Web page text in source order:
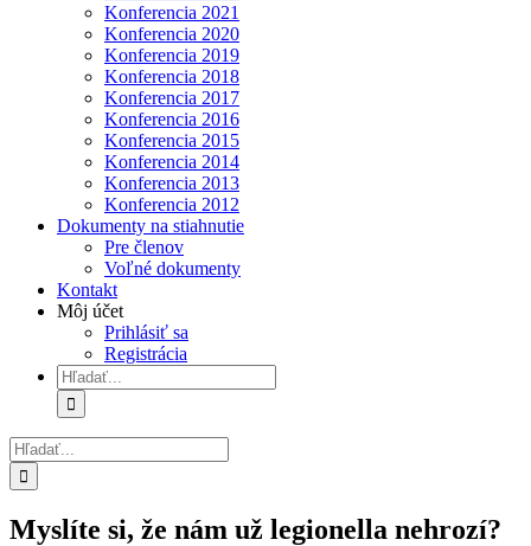
Konferencia 2021
Konferencia 2020
Konferencia 2019
Konferencia 2018
Konferencia 2017
Konferencia 2016
Konferencia 2015
Konferencia 2014
Konferencia 2013
Konferencia 2012
Dokumenty na stiahnutie
Pre členov
Voľné dokumenty
Kontakt
Môj účet
Prihlásiť sa
Registrácia
Hľadať:
Hľadať:
Myslíte si, že nám už legionella nehrozí?